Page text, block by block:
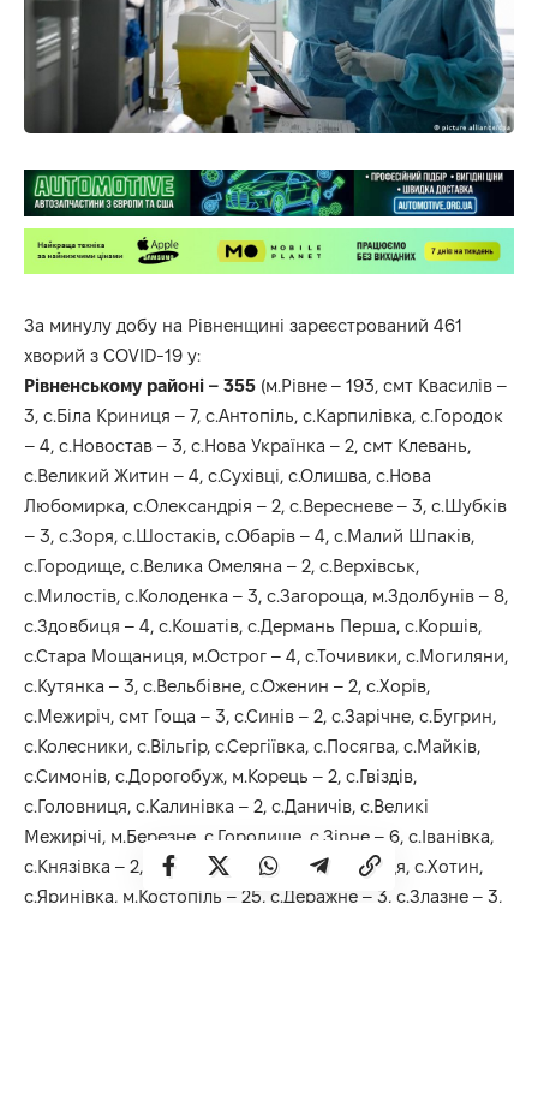
За минулу добу на Рівненщині зареєстрований 461
хворий з COVID-19 у:
Рівненському районі – 355 (м.Рівне – 193, смт Квасилів –
3, с.Біла Криниця – 7, с.Антопіль, с.Карпилівка, с.Городок
– 4, с.Новостав – 3, с.Нова Українка – 2, смт Клевань,
с.Великий Житин – 4, с.Сухівці, с.Олишва, с.Нова
Любомирка, с.Олександрія – 2, с.Вересневе – 3, с.Шубків
– 3, с.Зоря, с.Шостаків, с.Обарів – 4, с.Малий Шпаків,
с.Городище, с.Велика Омеляна – 2, с.Верхівськ,
с.Милостів, с.Колоденка – 3, с.Загороща, м.Здолбунів – 8,
с.Здовбиця – 4, с.Кошатів, с.Дермань Перша, с.Коршів,
с.Стара Мощаниця, м.Острог – 4, с.Точивики, с.Могиляни,
с.Кутянка – 3, с.Вельбівне, с.Оженин – 2, с.Хорів,
с.Межиріч, смт Гоща – 3, с.Синів – 2, с.Зарічне, с.Бугрин,
с.Колесники, с.Вільгір, с.Сергіївка, с.Посягва, с.Майків,
с.Симонів, с.Дорогобуж, м.Корець – 2, с.Гвіздів,
с.Головниця, с.Калинівка – 2, с.Даничів, с.Великі
Межирічі, м.Березне, с.Городище, с.Зірне – 6, с.Іванівка,
с.Князівка – 2, с.Орлівка, с.Прислуч, с.Тишиця, с.Хотин,
с.Яринівка, м.Костопіль – 25, с.Деражне – 3, с.Злазне – 3,